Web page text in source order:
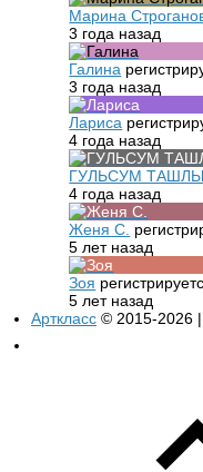
Марина
3 года назад
Галина
3 года назад
Лариса
4 года назад
ГУЛЬСУМ
4 года назад
Женя С.
5 лет назад
Зоя
5 лет назад
Арткласс © 2015-2026 |